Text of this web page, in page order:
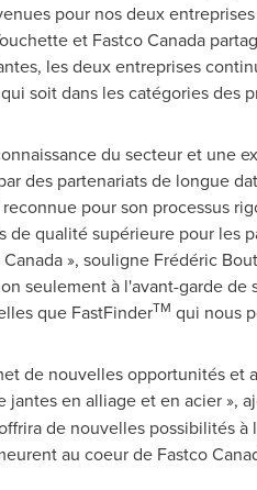
pour nos deux
et Fastco Canada
les deux entreprises
soit dans les catégories des
du secteur et une
des partenariats de longue
pour son processus
de qualité supérieure pour les
», souligne Frédéric
seulement à l'avant-garde
que FastFinderTM qui nous
de nouvelles opportunités
jantes en alliage et en acier »,
de nouvelles possibilités
au coeur de Fastco